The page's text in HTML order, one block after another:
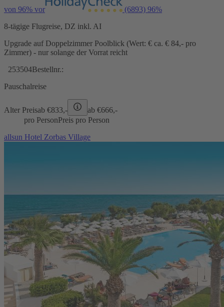
von 96% vor (6893) 96%
8-tägige Flugreise, DZ inkl. AI
Upgrade auf Doppelzimmer Poolblick (Wert: € ca. € 84,- pro
Zimmer) - nur solange der Vorrat reicht
253504Bestellnr.:
Pauschalreise
Alter Preisab €833,- ab €666,-
pro PersonPreis pro Person
allsun Hotel Zorbas Village